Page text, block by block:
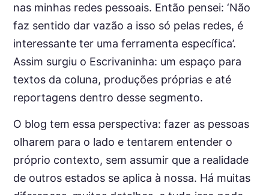
nas minhas redes pessoais. Então pensei: ‘Não
faz sentido dar vazão a isso só pelas redes, é
interessante ter uma ferramenta específica’.
Assim surgiu o Escrivaninha: um espaço para
textos da coluna, produções próprias e até
reportagens dentro desse segmento.
O blog tem essa perspectiva: fazer as pessoas
olharem para o lado e tentarem entender o
próprio contexto, sem assumir que a realidade
de outros estados se aplica à nossa. Há muitas